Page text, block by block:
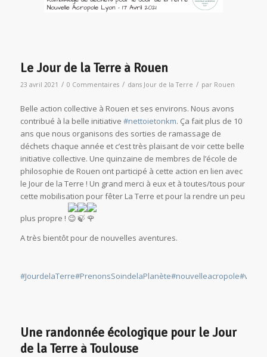
Le Jour de la Terre à Rouen
23 avril 2021 / 0 Commentaires / dans Jour de la Terre / par Rouen
Belle action collective à Rouen et ses environs. Nous avons
contribué à la belle initiative #nettoietonkm. Ça fait plus de 10
ans que nous organisons des sorties de ramassage de
déchets chaque année et c’est très plaisant de voir cette belle
initiative collective. Une quinzaine de membres de l’école de
philosophie de Rouen ont participé à cette action en lien avec
le Jour de la Terre ! Un grand merci à eux et à toutes/tous pour
cette mobilisation pour fêter La Terre et pour la rendre un peu
plus propre !
A très bientôt pour de nouvelles aventures.
#JourdelaTerre#PrenonsSoindelaPlanète#nouvelleacropole
Une randonnée écologique pour le Jour
de la Terre à Toulouse